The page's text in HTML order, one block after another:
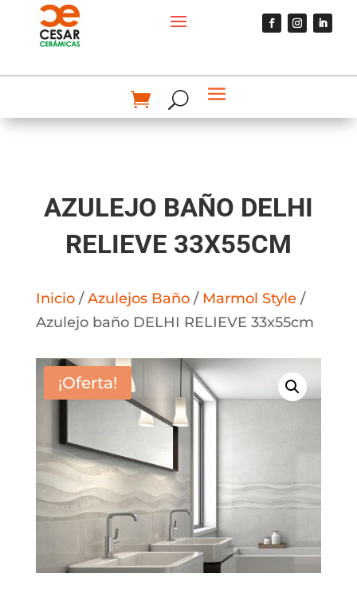
AZULEJO BAÑO DELHI
RELIEVE 33X55CM
Inicio/Azulejos Baño/ Marmol Style/
Azulejo baño DELHI RELIEVE 33x55cm
¡Oferta!